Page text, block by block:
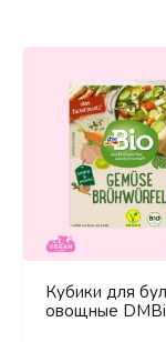
Кубики для
овощные